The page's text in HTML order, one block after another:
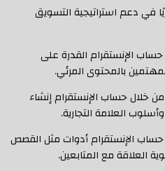
في دعم استراتيجية التسويق
الإنستقرام القدرة على
بالمحتوى المرئي.
من خلال حساب الإنستقرام إنشاء
العلامة التجارية.
حساب الإنستقرام أدوات مثل القصص